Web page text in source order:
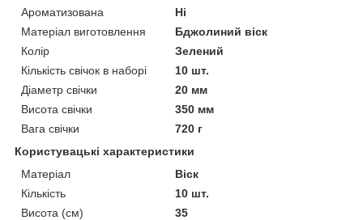
Ароматизована
Ні
Матеріал виготовлення
Бджолиний віск
Колір
Зелений
Кількість свічок в наборі
10 шт.
Діаметр свічки
20 мм
Висота свічки
350 мм
Вага свічки
720 г
Користувацькі характеристики
Матеріал
Віск
Кількість
10 шт.
Висота (см)
35